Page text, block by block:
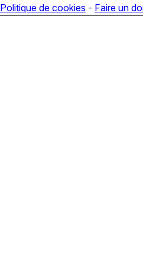
Politique de cookies - Faire un